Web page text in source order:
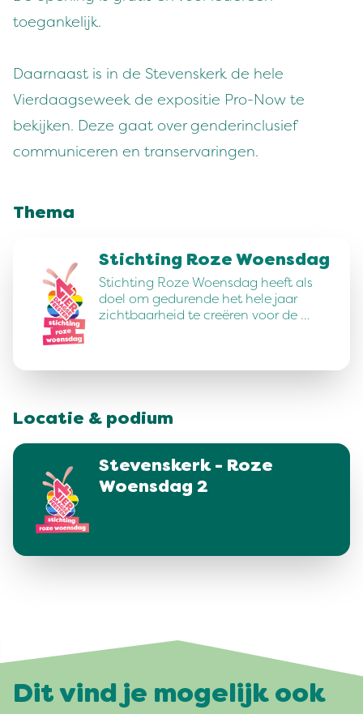
toegankelijk.
Daarnaast is in de Stevenskerk de hele
Vierdaagseweek de expositie Pro-Now te
bekijken. Deze gaat over genderinclusief
communiceren en transervaringen.
Thema
Stichting Roze Woensdag
Stichting Roze Woensdag heeft als
doel om gedurende het hele jaar
zichtbaarheid te creëren voor de …
Locatie & podium
Stevenskerk - Roze
Woensdag 2
Dit vind je mogelijk ook